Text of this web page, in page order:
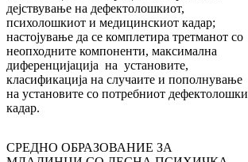
дејствување на дефектолошкиот,
психолошкиот и медицинскиот кадар;
настојување да се комплетира третманот со
неопходните компоненти, максимална
диференцијација на установите,
класификација на случаите и пополнување
на установите со потребниот дефектолошки
кадар.
СРЕДНО ОБРАЗОВАНИЕ ЗА